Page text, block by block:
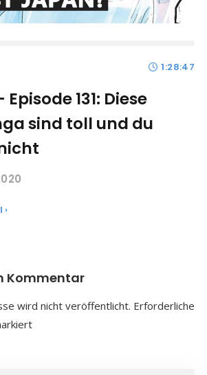
1:28:47
131: Diese
sind toll und du
Kommentar
wird nicht veröffentlicht. Erforderliche